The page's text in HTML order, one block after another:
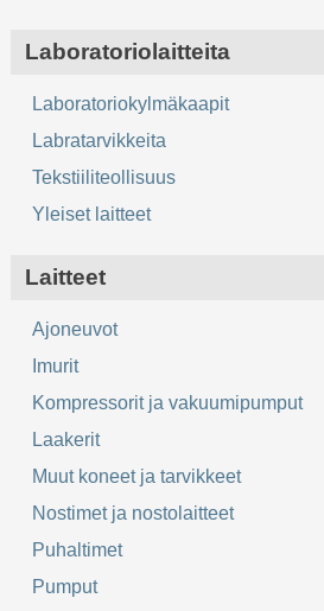
Laboratoriolaitteita
Laboratoriokylmäkaapit
Labratarvikkeita
Tekstiiliteollisuus
Yleiset laitteet
Laitteet
Ajoneuvot
Imurit
Kompressorit ja vakuumipumput
Laakerit
Muut koneet ja tarvikkeet
Nostimet ja nostolaitteet
Puhaltimet
Pumput